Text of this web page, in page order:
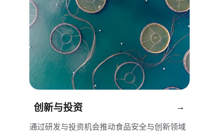
创新与投资
通过研发与投资机会推动食品安全与创新领域
→